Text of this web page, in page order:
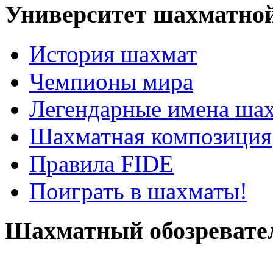
Университет
История шахмат
Чемпионы мира
Легендарные имена
Шахматная композиция
Правила FIDE
Поиграть в шахматы!
Шахматный